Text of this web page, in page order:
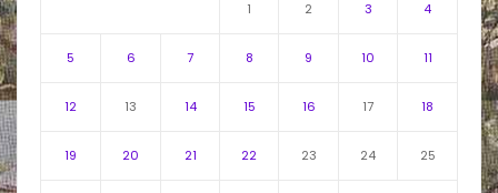
1 2 3 4
5 6 7 8 9 10 11
12 13 14 15 16 17 18
19 20 21 22 23 24 25